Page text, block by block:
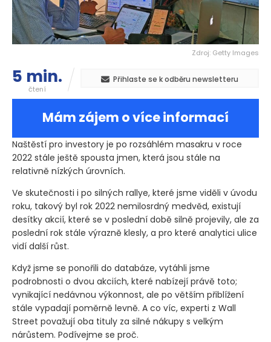
Zdroj: Getty Images
5 min.
čtení
Přihlaste se k odběru newsletteru
Mám zájem o více informací
Naštěstí pro investory je po rozsáhlém masakru v roce
2022 stále ještě spousta jmen, která jsou stále na
relativně nízkých úrovních.
Ve skutečnosti i po silných rallye, které jsme viděli v úvodu
roku, takový byl rok 2022 nemilosrdný medvěd, existují
desítky akcií, které se v poslední době silně projevily, ale za
poslední rok stále výrazně klesly, a pro které analytici ulice
vidí další růst.
Když jsme se ponořili do databáze, vytáhli jsme
podrobnosti o dvou akciích, které nabízejí právě toto;
vynikající nedávnou výkonnost, ale po větším přiblížení
stále vypadají poměrně levně. A co víc, experti z Wall
Street považují oba tituly za silné nákupy s velkým
nárůstem. Podívejme se proč.